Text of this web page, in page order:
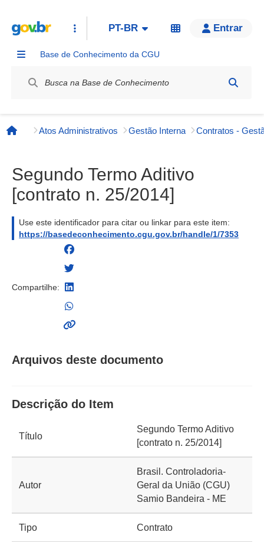
PT-BR Entrar
Base de Conhecimento da CGU
Página inicial
Atos Administrativos Gestão Interna Contratos -
Segundo Termo Aditivo
[contrato n. 25/2014]
Use este identificador para citar ou linkar para este item:
https://basedeconhecimento.cgu.gov.br/handle/1/7353
Compartilhe:
Arquivos deste documento
Descrição do Item
Título
Segundo Termo Aditivo
[contrato n. 25/2014]
Autor
Brasil. Controladoria-
Geral da União (CGU)
Samio Bandeira - ME
Tipo Contrato